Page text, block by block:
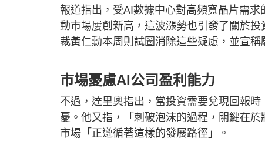
報道指出，受AI數據中心對高頻寬晶片需
動市場屢創新高，這波漲勢也引發了關於
裁黃仁勳本周則試圖消除這些疑慮，並宣
市場憂慮AI公司盈利能力
不過，達里奧指出，當投資需要兌現回報
憂。他又指，「刺破泡沫的過程，關鍵在
市場「正遵循著這樣的發展路徑」。